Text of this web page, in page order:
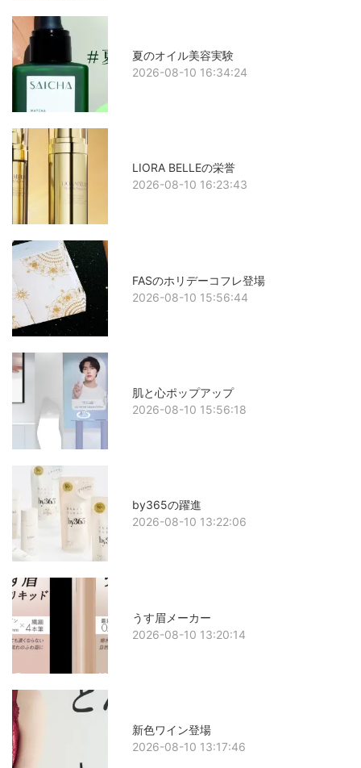
夏のオイル美容実験
2026-08-10 16:34:24
LIORA BELLEの栄誉
2026-08-10 16:23:43
FASのホリデーコフレ登場
2026-08-10 15:56:44
肌と心ポップアップ
2026-08-10 15:56:18
by365の躍進
2026-08-10 13:22:06
うす眉メーカー
2026-08-10 13:20:14
新色ワイン登場
2026-08-10 13:17:46